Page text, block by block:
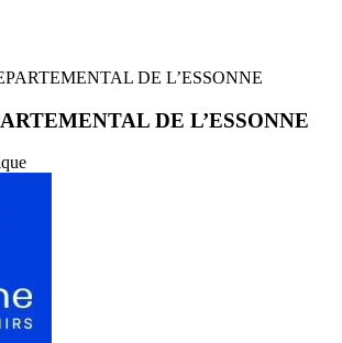
DE L’ESSONNE
DE L’ESSONNE